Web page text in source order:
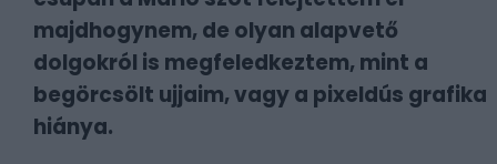
majdhogynem, de olyan alapvető
dolgokról is megfeledkeztem, mint a
begörcsölt ujjaim, vagy a pixeldús grafika
hiánya.